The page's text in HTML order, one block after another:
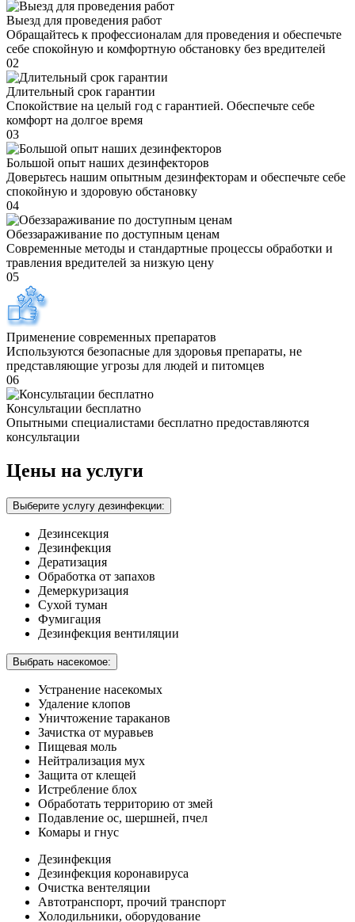
Выезд для проведения работ
Обращайтесь к профессионалам для проведения и обеспечьте
себе спокойную и комфортную обстановку без вредителей
02
Длительный срок гарантии
Спокойствие на целый год с гарантией. Обеспечьте себе
комфорт на долгое время
03
Большой опыт наших дезинфекторов
Доверьтесь нашим опытным дезинфекторам и обеспечьте себе
спокойную и здоровую обстановку
04
Обеззараживание по доступным ценам
Современные методы и стандартные процессы обработки и
травления вредителей за низкую цену
05
Применение современных препаратов
Используются безопасные для здоровья препараты, не
представляющие угрозы для людей и питомцев
06
Консультации бесплатно
Опытными специалистами бесплатно предоставляются
консультации
Цены на услуги
Выберите услугу дезинфекции:
Дезинсекция
Дезинфекция
Дератизация
Обработка от запахов
Демеркуризация
Сухой туман
Фумигация
Дезинфекция вентиляции
Выбрать насекомое:
Устранение насекомых
Удаление клопов
Уничтожение тараканов
Зачистка от муравьев
Пищевая моль
Нейтрализация мух
Защита от клещей
Истребление блох
Обработать территорию от змей
Подавление ос, шершней, пчел
Комары и гнус
Дезинфекция
Дезинфекция коронавируса
Очистка вентеляции
Автотранспорт, прочий транспорт
Холодильники, оборудование